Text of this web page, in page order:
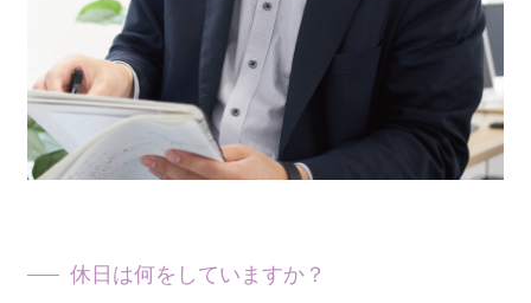
―― 休日は何をしていますか？